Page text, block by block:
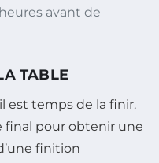
avant de
TABLE
est temps de la finir.
final pour obtenir une
finition